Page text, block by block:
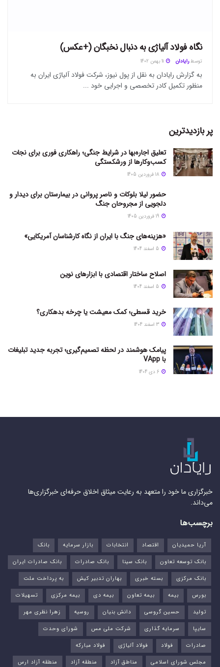
نگاه فولاد آلیاژی به دنبال نخبگان (+عکس)
توسط رایادان
به گزارش رایادان به نقل از پول نیوز، شرکت فولاد آلیاژی ایران به
منظور تکمیل کادر تخصصی و اجرایی خود ...
پر بازدیدترین
تعلیق اجاره‌بها در شرایط جنگی؛ راهکاری فوری برای نجات
کسب‌وکارها از ورشکستگی
حضور لیلا بلوکات و ناصر پروانی در بیمارستان برای دیدار و
دلجویی از مجروحان جنگ
«هزینه‌های جنگ با ایران از نگاه کارشناسان آمریکایی»
اصلاح ساختار اقتصادی با ابزارهای نوین
خرید قسطی؛ کمک معیشت یا چرخه بدهکاری؟
پیامک هوشمند در لحظه تصمیم‌گیری؛ تجربه جدید تبلیغات
با VApp
خبرگزاری ما خود را متعهد به رعایت میثاق اخلاق حرفه‌ای خبرگزاری‌ها
می‌داند.
برچسب‌ها
آریا حمیدیان اقتصاد انتخابات بازار سرمایه
بانک
بانک توسعه تعاون
بانک سینا بانک صادرات
بانک صادرات ایران
بانک مرکزی
بسته خبری بهاران تدبیر کیش
به پرداخت ملت
بورس‌
بیمه بیمه تعاون بیمه دی بیمه مرکزی
تسهیلات
تولید
حسین گروسی دانش بنیان روسیه
زهرا نظری مهر
سایپا
سرمایه گذاری شرکت ملی مس
شورای وحدت
صادرات
فولاد فولاد آلیاژی
فولاد مبارکه
مجلس شورای اسلامی
مناطق آزاد منطقه آزاد منطقه آزاد ارس